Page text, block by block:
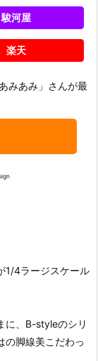
駿河屋
楽天
あみあみ」さんが最
1/4ラージスケール
に、B-styleのシリ
の脚線美こだわっ